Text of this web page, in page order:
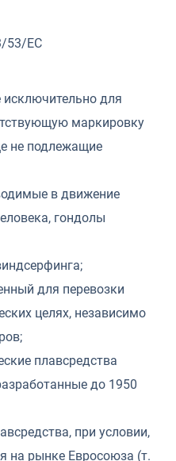
53/ЕС
для
маркировку
не подлежащие
в движение
гондолы
для перевозки
целях, независимо
плавсредства
до 1950
при условии,
на рынке Евросоюза (т.